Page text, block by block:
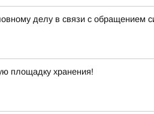
делу в связи с обращением
площадку хранения!